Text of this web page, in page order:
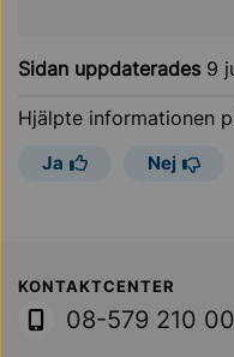
Sidan uppdaterades 9
Hjälpte informationen
Ja Nej
Sollentuna
KONTAKTCENTER
08-579 210 00